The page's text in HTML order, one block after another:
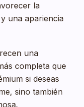
la
una apariencia
una
completa que
si deseas
sino también